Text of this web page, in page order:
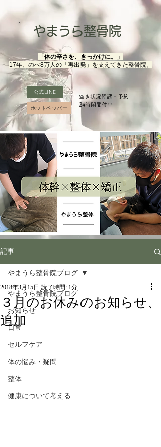
「体の辛さを、きっかけに。」
17年、のべ8万人の「再出発」を支えてきた整骨院。
やまうら整骨院
公式LINE
空き状況確認・予約
​24時間受付中
ホットペッパー
記事
やまうら整骨院ブログ
お知らせ
日常
セルフケア
体の悩み・疑問
整体
健康について考える
やまうら整骨院ブログ
３月のお休みのお知らせ、
追加
2018年3月15日 読了時間: 1分